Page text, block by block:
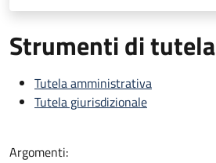
Strumenti di tutela
Tutela amministrativa
Tutela giurisdizionale
Argomenti: